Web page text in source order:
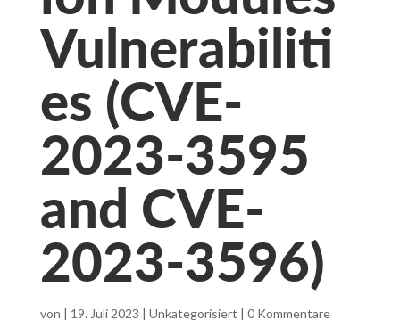
Vulnerabiliti
es (CVE-
2023-3595
and CVE-
2023-3596)
von | 19. Juli 2023 | Unkategorisiert | 0 Kommentare